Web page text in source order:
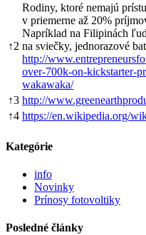
↑2
Rodiny, ktoré nemajú
v priemerne až 20%
Napríklad na Filipinách
na sviečky, jednorazové
http://
over-700k-on-kickstarter-
wakawaka/
↑3 http://
↑4 https://en.wikipedia.org/
Kategórie
info
Novinky
Prínosy fotovoltiky
Posledné články